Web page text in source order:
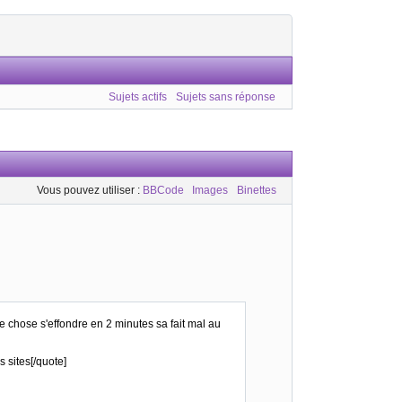
Sujets actifs Sujets sans réponse
Vous pouvez utiliser : BBCode Images Binettes